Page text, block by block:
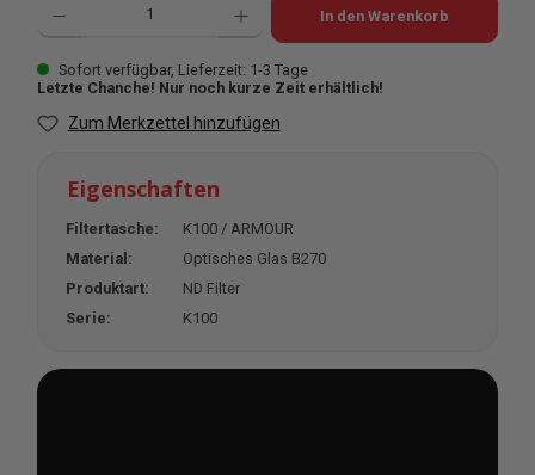
In den Warenkorb
Sofort verfügbar, Lieferzeit: 1-3 Tage
Letzte Chanche! Nur noch kurze Zeit erhältlich!
Zum Merkzettel hinzufügen
Eigenschaften
Filtertasche:
K100 / ARMOUR
Material:
Optisches Glas B270
Produktart:
ND Filter
Serie:
K100